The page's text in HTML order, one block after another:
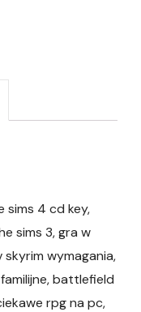
sims 4 cd key,
sims 3, gra w
wymagania,
battlefield
rpg na pc,